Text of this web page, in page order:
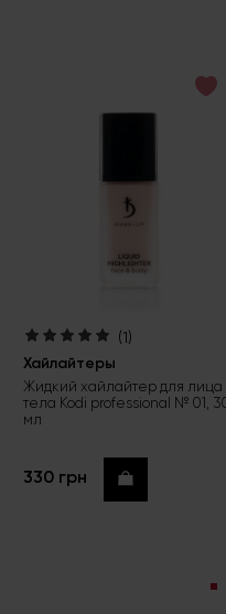
(1)
Хайлайтеры
Жидкий хайлайтер для лица
тела Kodi professional № 01,
мл
330 грн Купить